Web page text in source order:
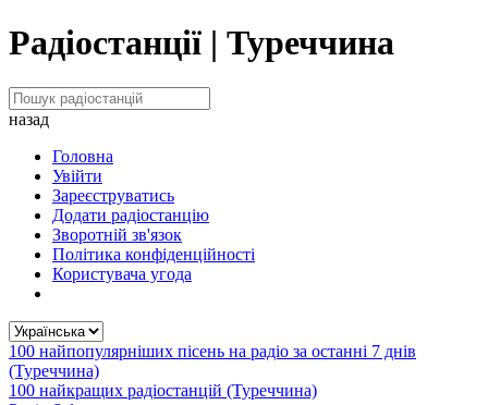
Радіостанції | Туреччина
назад
Головна
Увійти
Зареєструватись
Додати радіостанцію
Зворотній зв'язок
Політика конфіденційності
Користувача угода
100 найпопулярніших пісень на радіо за останні 7 днів
(Туреччина)
100 найкращих радіостанцій (Туреччина)